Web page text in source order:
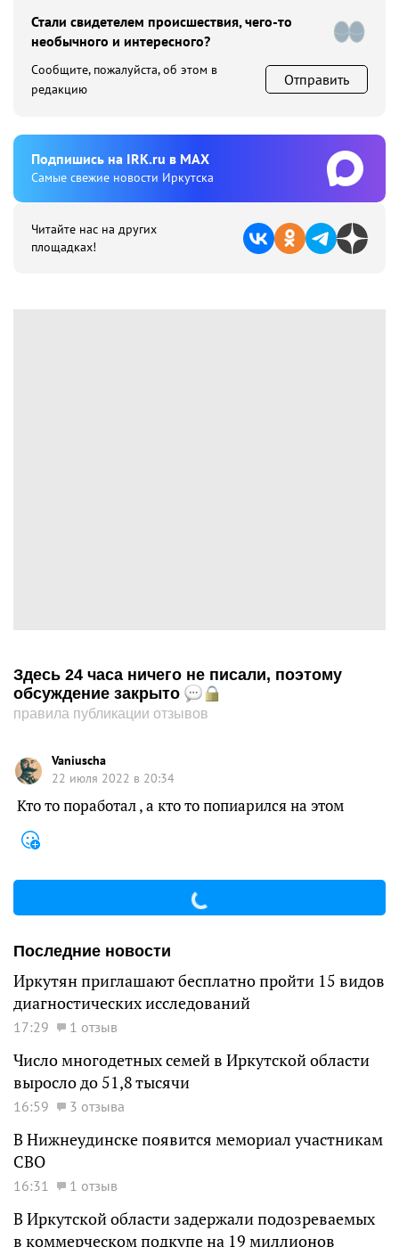
Стали свидетелем происшествия, чего-то
необычного и интересного?
Сообщите, пожалуйста, об этом в
редакцию
Отправить
Подпишиcь на IRK.ru в MAX
Cамые свежие новости Иркутска
Читайте нас на других
площадках!
Здесь 24 часа ничего не писали, поэтому
обсуждение закрыто
правила публикации отзывов
Vaniuscha
22 июля 2022 в 20:34
Кто то поработал , а кто то попиарился на этом
Последние новости
Иркутян приглашают бесплатно пройти 15 видов
диагностических исследований
17:29 1 отзыв
Число многодетных семей в Иркутской области
выросло до 51,8 тысячи
16:59 3 отзыва
В Нижнеудинске появится мемориал участникам
СВО
16:31 1 отзыв
В Иркутской области задержали подозреваемых
в коммерческом подкупе на 19 миллионов